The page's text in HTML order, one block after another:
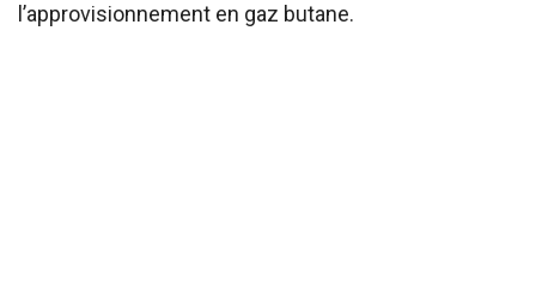
l’approvisionnement en gaz butane.